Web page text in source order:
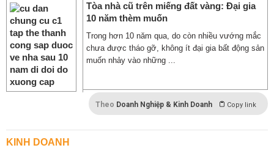
Tòa nhà cũ trên miếng đất vàng: Đại gia
10 năm thèm muốn
Trong hơn 10 năm qua, do còn nhiều vướng mắc
chưa được tháo gỡ, không ít đại gia bất động sản
muốn nhảy vào những ...
Theo Doanh Nghiệp & Kinh Doanh Copy link
KINH DOANH